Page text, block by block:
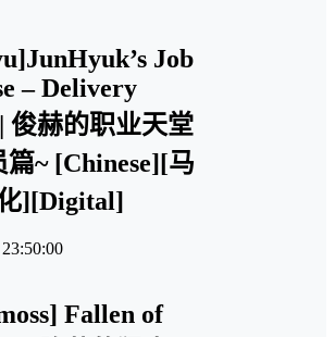
Job
– Delivery
俊赫的职业天堂
篇~ [Chinese][马
][Digital]
Fallen of